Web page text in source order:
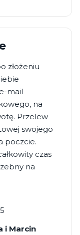
złożeniu
mail
na
Przelew
swojego
poczcie.
czas
na
i Marcin